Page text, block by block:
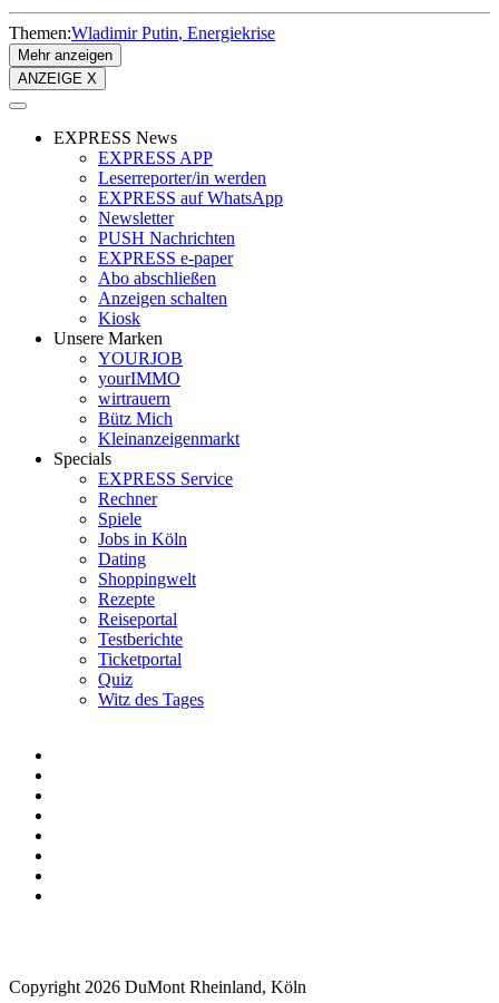
Themen:Wladimir Putin Energiekrise
Mehr anzeigen
ANZEIGE X
EXPRESS News
EXPRESS APP
Leserreporter/in werden
EXPRESS auf WhatsApp
Newsletter
PUSH Nachrichten
EXPRESS e-paper
Abo abschließen
Anzeigen schalten
Kiosk
Unsere Marken
YOURJOB
yourIMMO
wirtrauern
Bütz Mich
Kleinanzeigenmarkt
Specials
EXPRESS Service
Rechner
Spiele
Jobs in Köln
Dating
Shoppingwelt
Rezepte
Reiseportal
Testberichte
Ticketportal
Quiz
Witz des Tages
Copyright 2026 DuMont Rheinland, Köln